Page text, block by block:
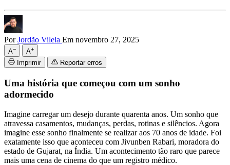
PorJordão Vilela Em novembro 27, 2025
A− A+
Imprimir Reportar erros
Uma história que começou com um sonho
adormecido
Imagine carregar um desejo durante quarenta anos. Um sonho que
atravessa casamentos, mudanças, perdas, rotinas e silêncios. Agora
imagine esse sonho finalmente se realizar aos 70 anos de idade. Foi
exatamente isso que aconteceu com Jivunben Rabari, moradora do
estado de Gujarat, na Índia. Um acontecimento tão raro que parece
mais uma cena de cinema do que um registro médico.